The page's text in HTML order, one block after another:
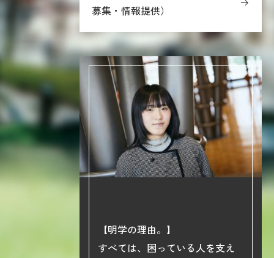
募集・情報提供）
【明学の理由。】
すべては、困っている人を支え